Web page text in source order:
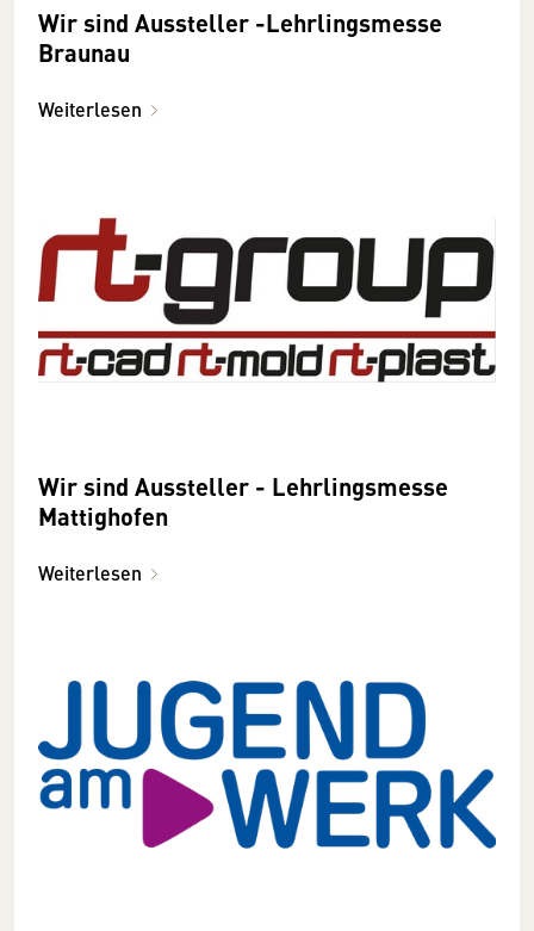
Wir sind Aussteller -Lehrlingsmesse
Braunau
Weiterlesen
Wir sind Aussteller - Lehrlingsmesse
Mattighofen
Weiterlesen